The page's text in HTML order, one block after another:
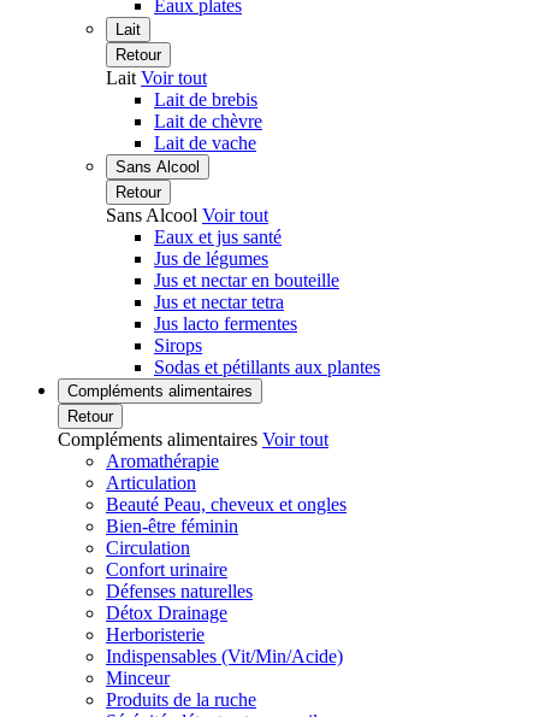
Eaux plates
Lait
Retour
Lait Voir tout
Lait de brebis
Lait de chèvre
Lait de vache
Sans Alcool
Retour
Sans Alcool Voir tout
Eaux et jus santé
Jus de légumes
Jus et nectar en bouteille
Jus et nectar tetra
Jus lacto fermentes
Sirops
Sodas et pétillants aux plantes
Compléments alimentaires
Retour
Compléments alimentaires Voir tout
Aromathérapie
Articulation
Beauté Peau, cheveux et ongles
Bien-être féminin
Circulation
Confort urinaire
Défenses naturelles
Détox Drainage
Herboristerie
Indispensables (Vit/Min/Acide)
Minceur
Produits de la ruche